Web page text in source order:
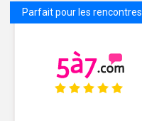
Parfait pour les rencontres